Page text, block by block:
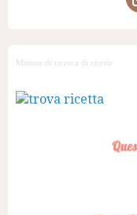
Motore di ricerca di ricette